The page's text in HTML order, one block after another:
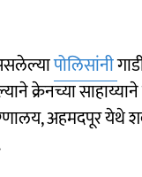
पोलिसांनी
क्रेनच्या
अहमदपूर येथे